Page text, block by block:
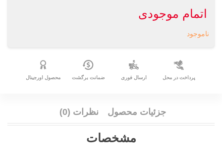
اتمام موجودی
ناموجود
پرداخت در محل ارسال فوری ضمانت برگشت محصول اورجینال
جزئیات محصول نظرات (0)
مشخصات